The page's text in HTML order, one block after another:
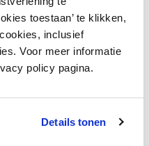
toestaan’ te klikken,
inclusief
Voor meer informatie
policy pagina.
Details tonen